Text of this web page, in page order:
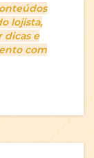
lojista,
dicas e
com